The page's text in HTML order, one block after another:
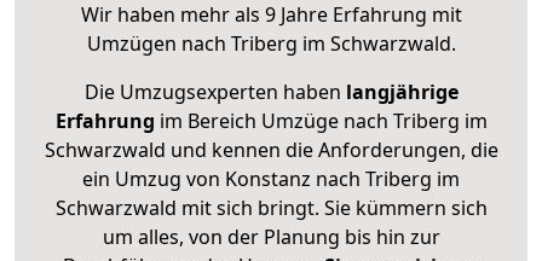
Wir haben mehr als 9 Jahre Erfahrung mit
Umzügen nach Triberg im Schwarzwald.
Die Umzugsexperten haben langjährige
Erfahrung im Bereich Umzüge nach Triberg im
Schwarzwald und kennen die Anforderungen, die
ein Umzug von Konstanz nach Triberg im
Schwarzwald mit sich bringt. Sie kümmern sich
um alles, von der Planung bis hin zur